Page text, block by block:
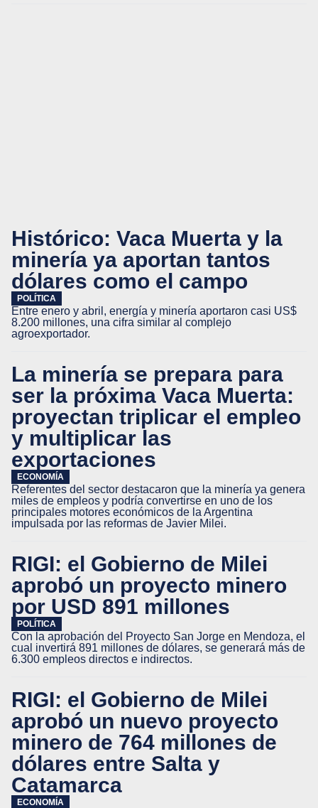
Histórico: Vaca Muerta y la
minería ya aportan tantos
dólares como el campo
POLÍTICA
Entre enero y abril, energía y minería aportaron casi US$
8.200 millones, una cifra similar al complejo
agroexportador.
La minería se prepara para
ser la próxima Vaca Muerta:
proyectan triplicar el empleo
y multiplicar las
exportaciones
ECONOMÍA
Referentes del sector destacaron que la minería ya genera
miles de empleos y podría convertirse en uno de los
principales motores económicos de la Argentina
impulsada por las reformas de Javier Milei.
RIGI: el Gobierno de Milei
aprobó un proyecto minero
por USD 891 millones
POLÍTICA
Con la aprobación del Proyecto San Jorge en Mendoza, el
cual invertirá 891 millones de dólares, se generará más de
6.300 empleos directos e indirectos.
RIGI: el Gobierno de Milei
aprobó un nuevo proyecto
minero de 764 millones de
dólares entre Salta y
Catamarca
ECONOMÍA